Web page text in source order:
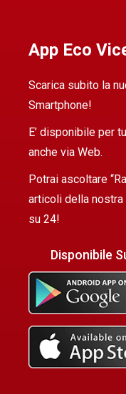
App Eco
Scarica subito la
Smartphone!
E’ disponibile per
anche via Web.
Potrai ascoltare
articoli della
su 24!
Disponibile